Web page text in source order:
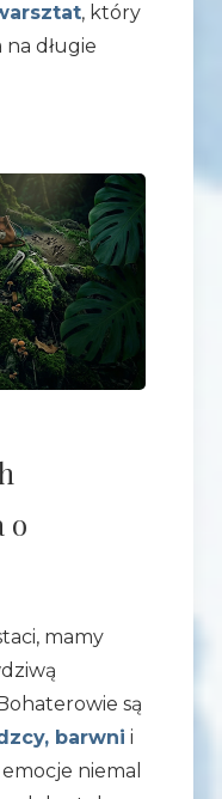
, który
długie
o
mamy
są
barwni i
niemal